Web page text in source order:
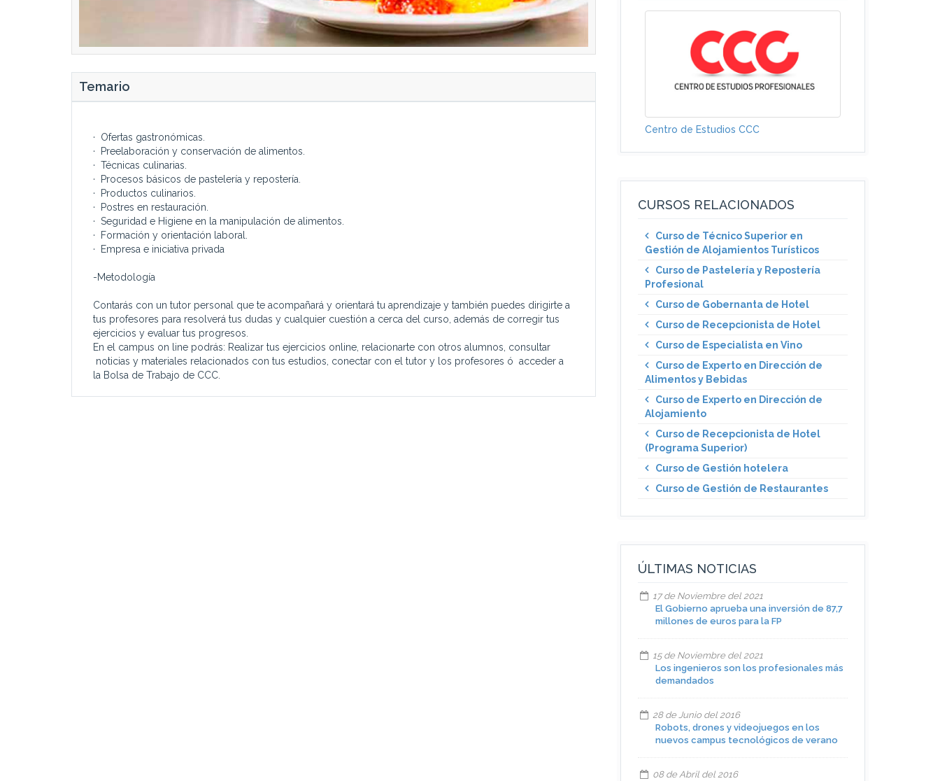
Temario
· Ofertas gastronómicas.
· Preelaboración y conservación de alimentos.
· Técnicas culinarias.
· Procesos básicos de pastelería y repostería.
· Productos culinarios.
· Postres en restauración.
· Seguridad e Higiene en la manipulación de alimentos.
· Formación y orientación laboral.
· Empresa e iniciativa privada
-Metodología
Contarás con un tutor personal que te acompañará y orientará tu aprendizaje y también puedes dirigirte a
tus profesores para resolverá tus dudas y cualquier cuestión a cerca del curso, además de corregir tus
ejercicios y evaluar tus progresos.
En el campus on line podrás: Realizar tus ejercicios online, relacionarte con otros alumnos, consultar
noticias y materiales relacionados con tus estudios, conectar con el tutor y los profesores ó acceder a
la Bolsa de Trabajo de CCC.
Centro de Estudios CCC
CURSOS RELACIONADOS
Curso de Técnico Superior en
Gestión de Alojamientos Turísticos
Curso de Pastelería y Repostería
Profesional
Curso de Gobernanta de Hotel
Curso de Recepcionista de Hotel
Curso de Especialista en Vino
Curso de Experto en Dirección de
Alimentos y Bebidas
Curso de Experto en Dirección de
Alojamiento
Curso de Recepcionista de Hotel
(Programa Superior)
Curso de Gestión hotelera
Curso de Gestión de Restaurantes
ÚLTIMAS NOTICIAS
17 de Noviembre del 2021
El Gobierno aprueba una inversión de 87,7
millones de euros para la FP
15 de Noviembre del 2021
Los ingenieros son los profesionales más
demandados
28 de Junio del 2016
Robots, drones y videojuegos en los
nuevos campus tecnológicos de verano
08 de Abril del 2016